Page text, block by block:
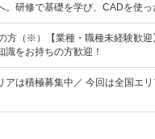
。研修で基礎を学び、CADを使っ
方（※）【業種・職種未経験歓
識をお持ちの方歓迎！
アは積極募集中／ 今回は全国エ